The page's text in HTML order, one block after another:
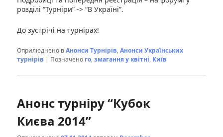
розділі “Турніри” -> “В Україні”.
До зустрічі на турнірах!
Оприлюднено вАнонси Турнірів,Анонси Українських
турнірів | Позначено го,змагання у квітні, Київ
Анонс турніру “Кубок
Києва 2014”